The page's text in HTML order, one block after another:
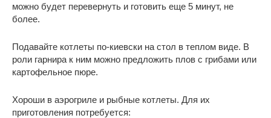
можно будет перевернуть и готовить еще 5 минут, не
более.
Подавайте котлеты по-киевски на стол в теплом виде. В
роли гарнира к ним можно предложить плов с грибами или
картофельное пюре.
Хороши в аэрогриле и рыбные котлеты. Для их
приготовления потребуется: